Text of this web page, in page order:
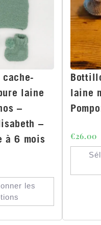
laine
–
–
à 6 mois
les
laine
€26.00